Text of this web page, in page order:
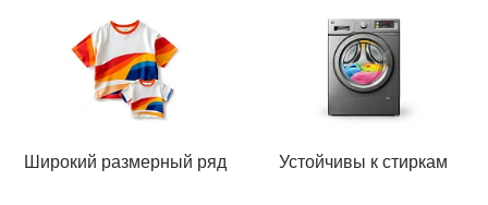
Широкий размерный ряд Устойчивы к стиркам